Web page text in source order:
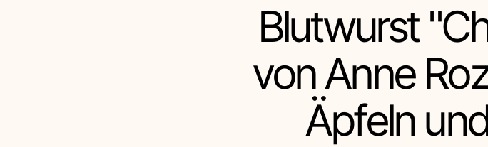
Blutwurst
von Anne
Äpfeln